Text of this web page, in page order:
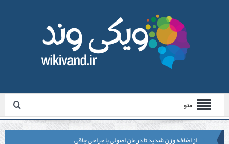
منو
از اضافه وزن شدید تا درمان اصولی با جراحی چاقی